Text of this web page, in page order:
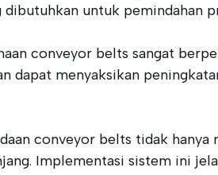
dibutuhkan untuk pemindahan
conveyor belts sangat
dapat menyaksikan
conveyor belts tidak
Implementasi sistem ini